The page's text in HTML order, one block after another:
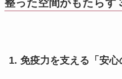
整った空間がもたらす
1. 免疫力を支える「安心